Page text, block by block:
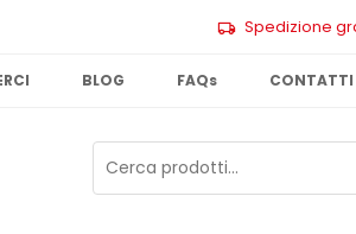
Spedizione
BLOG FAQs CONTATTI